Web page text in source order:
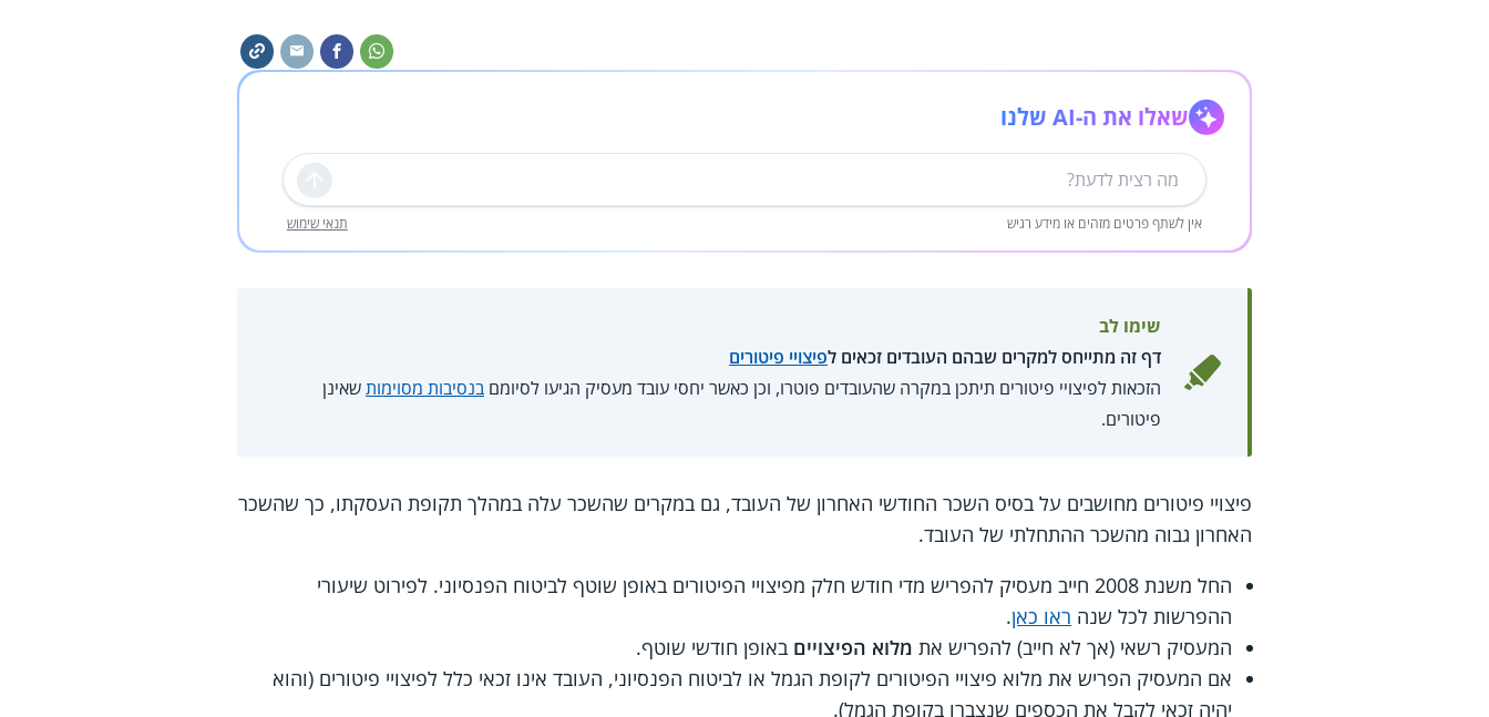
שאלו את ה-AI שלנו
שליחה
אין לשתף פרטים מזהים או מידע רגיש תנאי שימוש
שימו לב
דף זה מתייחס למקרים שבהם העובדים זכאים לפיצויי פיטורים
הזכאות לפיצויי פיטורים תיתכן במקרה שהעובדים פוטרו, וכן כאשר יחסי עובד מעסיק הגיעו לסיומם בנסיבות מסוימותשאינן
פיטורים.
פיצויי פיטורים מחושבים על בסיס השכר החודשי האחרון של העובד, גם במקרים שהשכר עלה במהלך תקופת העסקתו, כך שהשכר
האחרון גבוה מהשכר ההתחלתי של העובד.
החל משנת 2008 חייב מעסיק להפריש מדי חודש חלק מפיצויי הפיטורים באופן שוטף לביטוח הפנסיוני. לפירוט שיעורי
ההפרשות לכל שנה ראו כאן.
המעסיק רשאי (אך לא חייב) להפריש את מלוא הפיצויים באופן חודשי שוטף.
אם המעסיק הפריש את מלוא פיצויי הפיטורים לקופת הגמל או לביטוח הפנסיוני, העובד אינו זכאי כלל לפיצויי פיטורים (והוא
יהיה זכאי לקבל את הכספים שנצברו בקופת הגמל).